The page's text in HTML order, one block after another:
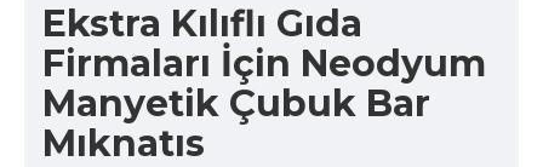
Ekstra Kılıflı Gıda
Firmaları İçin Neodyum
Manyetik Çubuk Bar
Mıknatıs